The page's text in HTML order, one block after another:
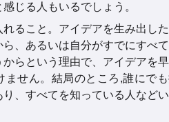
じる人もいるでしょう。
ること。アイデアを生み出し
、あるいは自分がすでにすべ
からという理由で、アイデアを
ません。結局のところ,誰にで
り、すべてを知っている人など